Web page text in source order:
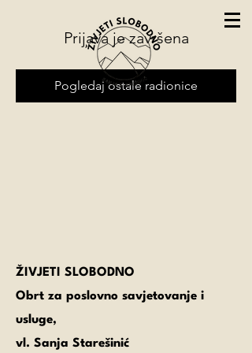
Prijava je završena
Pogledaj ostale radionice
ŽIVJETI SLOBODNO
Obrt za poslovno savjetovanje i
usluge,
vl. Sanja Starešinić